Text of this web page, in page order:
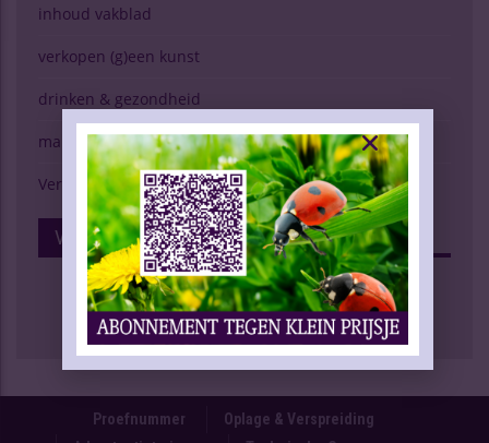
inhoud vakblad
verkopen (g)een kunst
drinken & gezondheid
marktspiegel
Verschijning Drinks Slijtersvakblad
Volg Ons Op Facebook
Proefnummer
Oplage & Verspreiding